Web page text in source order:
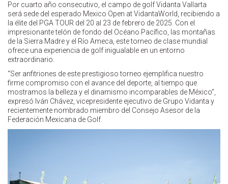
Por cuarto año consecutivo, el campo de golf Vidanta Vallarta
será sede del esperado Mexico Open at VidantaWorld, recibiendo a
la élite del PGA TOUR del 20 al 23 de febrero de 2025. Con el
impresionante telón de fondo del Océano Pacífico, las montañas
de la Sierra Madre y el Río Ameca, este torneo de clase mundial
ofrece una experiencia de golf inigualable en un entorno
extraordinario.
“Ser anfitriones de este prestigioso torneo ejemplifica nuestro
firme compromiso con el avance del deporte, al tiempo que
mostramos la belleza y el dinamismo incomparables de México”,
expresó Iván Chávez, vicepresidente ejecutivo de Grupo Vidanta y
recientemente nombrado miembro del Consejo Asesor de la
Federación Mexicana de Golf.